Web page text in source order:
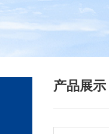
产品展示